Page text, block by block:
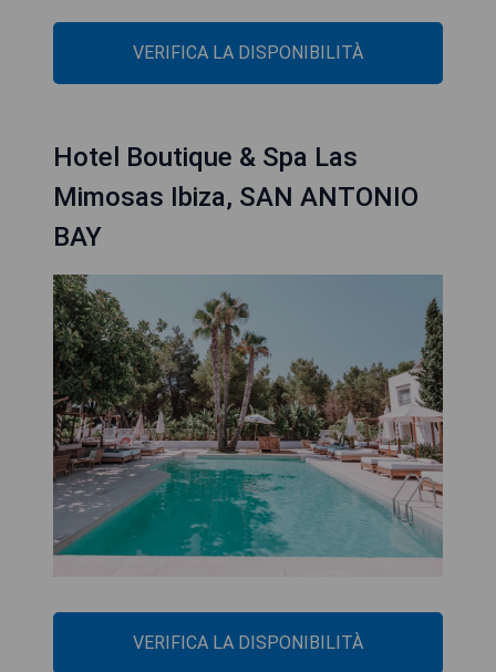
VERIFICA LA DISPONIBILITÀ
Hotel Boutique & Spa Las
Mimosas Ibiza, SAN ANTONIO
BAY
VERIFICA LA DISPONIBILITÀ